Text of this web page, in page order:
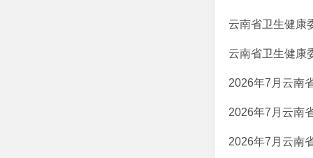
云南省卫生健康
云南省卫生健康
2026年7月云南
2026年7月云南
2026年7月云南